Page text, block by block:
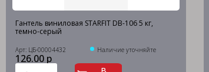
Гантель виниловая STARFIT DB-106 5 кг,
темно-серый
Арт: ЦБ-00004432 Наличие уточняйте
126.00 р